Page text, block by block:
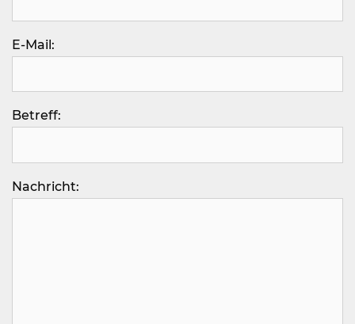
E-Mail:
Betreff:
Nachricht: